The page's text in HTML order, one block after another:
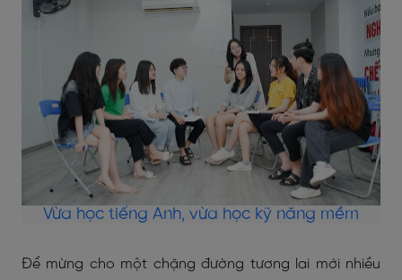
Vừa học tiếng Anh, vừa học kỹ năng mềm
Để mừng cho một chặng đường tương lai mới nhiều